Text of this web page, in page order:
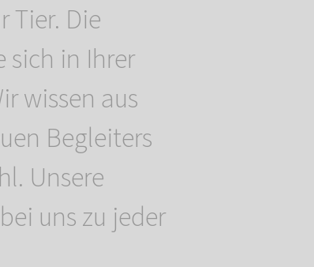
Tier. Die
sich in Ihrer
wissen aus
Begleiters
Unsere
uns zu jeder